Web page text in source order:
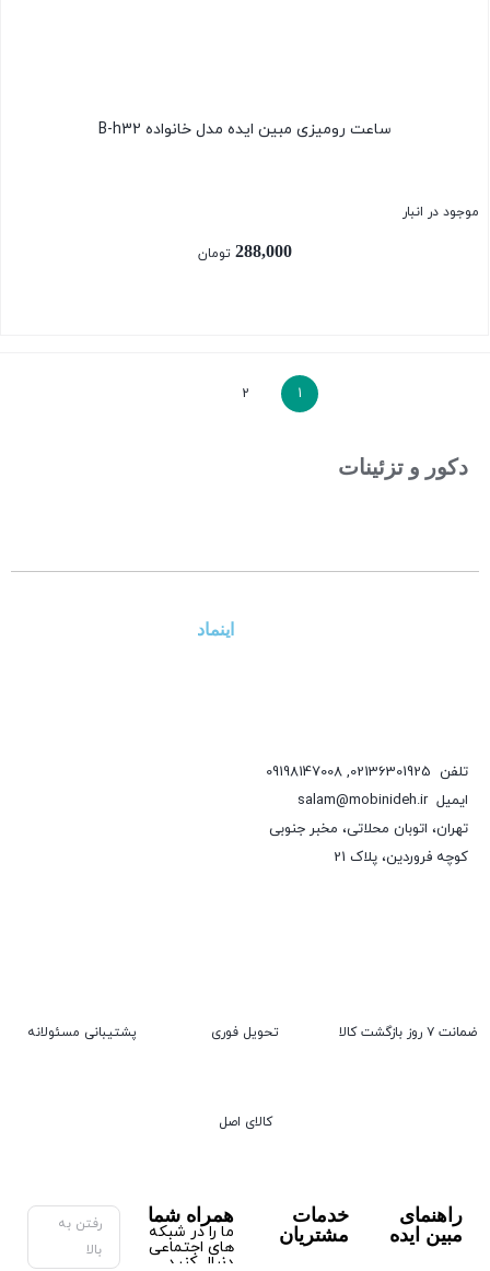
ساعت رومیزی مبین ایده مدل خانواده B-h32
موجود در انبار
288,000 تومان
1
2
دکور و تزئینات
تلفن 02136301925
,
09198147008
ایمیلsalam@mobinideh.ir
تهران، اتوبان محلاتی، مخبر جنوبی
کوچه فروردین، پلاک 21
اینماد
ضمانت ۷ روز بازگشت کالا تحویل فوری پشتیبانی مسئولانه
کالای اصل
راهنمای
مبین ایده
خدمات
مشتریان
همراه شما
ما را در شبکه
های اجتماعی
دنبال کنید
رفتن به
بالا